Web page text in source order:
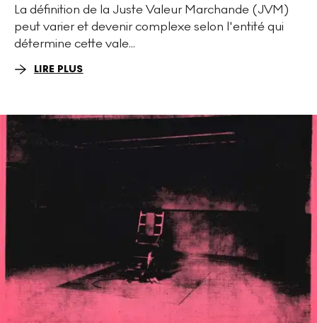
La définition de la Juste Valeur Marchande (JVM)
peut varier et devenir complexe selon l'entité qui
détermine cette vale...
LIRE PLUS